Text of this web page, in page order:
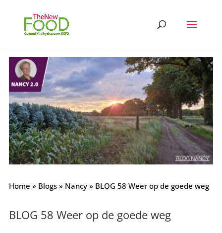
Home » Blogs» Nancy» BLOG 58 Weer op de goede weg
BLOG 58 Weer op de goede weg